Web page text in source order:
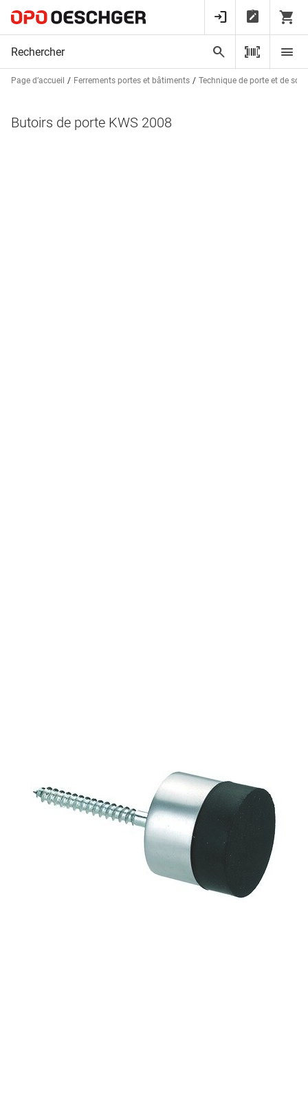
Page d’accueil Ferrements portes et bâtiments Technique de porte et de
Butoirs de porte KWS 2008